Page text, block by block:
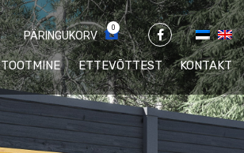
PÄRINGUKORV
0
TOOTMINE ETTEVÕTTEST KONTAKT